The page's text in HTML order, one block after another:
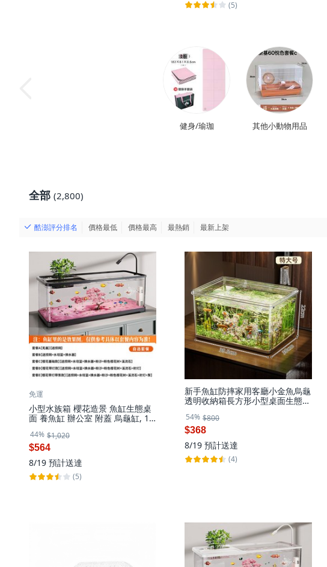
(5)
健身/瑜珈 其他小動物用品
全部 (2,800)
酷澎評分排名 價格最低 價格最高 最熱銷 最新上架
免運
小型水族箱 櫻花造景 魚缸生態桌
面 養魚缸 辦公室 附蓋 烏龜缸, 1
44% $1,020
$564
8/19 預計送達
(5)
新手魚缸防摔家用客廳小金魚烏龜
透明收納箱長方形小型桌面生態
54% $800
$368
8/19 預計送達
(4)